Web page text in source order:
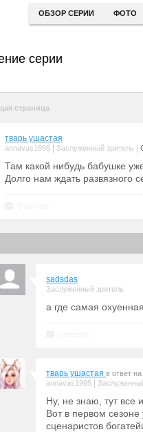
ОБЗОР СЕРИИ ФОТО
серии
страница
тварь ушастая
annavas1995 Заслуженный зритель
Там какой нибудь бабушке
Долго нам ждать развязного
sadsdas
Заслуженный зритель
а где самая
тварь ушастая в ответ на
annavas1995
Ну, не знаю, тут все
Вот в первом
сценаристов